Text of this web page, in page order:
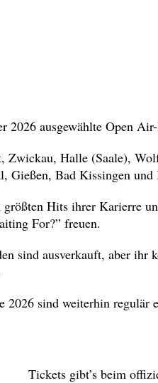
ausgewählte Open
Zwickau, Halle (Saale),
Gießen, Bad Kissingen und
Hits ihrer Karierre
For?” freuen.
sind ausverkauft, aber ihr
2026 sind weiterhin regulär
Tickets gibt’s beim